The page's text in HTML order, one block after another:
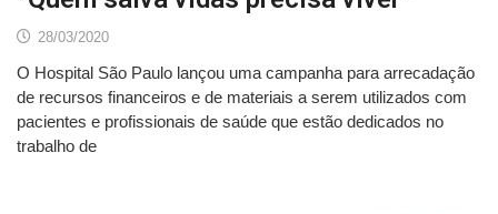
28/03/2020
O Hospital São Paulo lançou uma campanha para arrecadação
de recursos financeiros e de materiais a serem utilizados com
pacientes e profissionais de saúde que estão dedicados no
trabalho de